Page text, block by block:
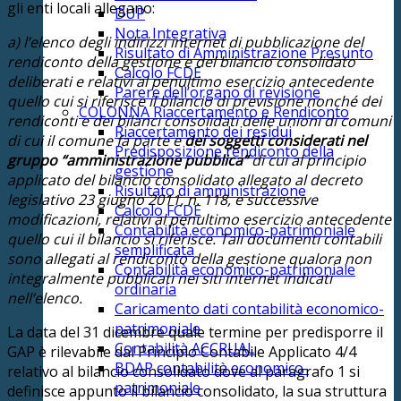
DUP
Nota Integrativa
Risultato di Amministrazione Presunto
Calcolo FCDE
Parere dell’organo di revisione
COLONNA Riaccertamento e Rendiconto
Riaccertamento dei residui
Predisposizione rendiconto della
gestione
Risultato di amministrazione
Calcolo FCDE
Contabilità economico-patrimoniale
semplificata
Contabilità economico-patrimoniale
ordinaria
Caricamento dati contabilità economico-
patrimoniale
Contabilità ACCRUAL
BDAP contabilità economico-
patrimoniale
gli enti locali allegano:
a) l’elenco degli indirizzi internet di pubblicazione del
rendiconto della gestione e del bilancio consolidato
deliberati e relativi al penultimo esercizio antecedente
quello cui si riferisce il bilancio di previsione nonché dei
rendiconti e dei bilanci consolidati delle unioni di comuni
di cui il comune fa parte edei soggetti considerati nel
gruppo “amministrazione pubblica”di cui al principio
applicato del bilancio consolidato allegato al decreto
legislativo 23 giugno 2011, n. 118, e successive
modificazioni, relativi al penultimo esercizio antecedente
quello cui il bilancio si riferisce. Tali documenti contabili
sono allegati al rendiconto della gestione qualora non
integralmente pubblicati nei siti internet indicati
nell’elenco.
La data del 31 dicembre quale termine per predisporre il
GAP è rilevabile dal Principio Contabile Applicato 4/4
relativo al bilancio consolidato dove al paragrafo 1 si
definisce appunto il bilancio consolidato, la sua struttura